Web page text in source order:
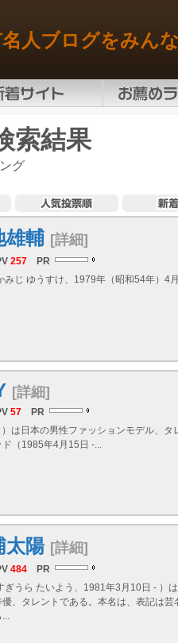
人ブログをみん
索結果
グ
雄輔 [詳細]
257
PR
みじ ゆうすけ、1979年（昭和54年）4
[詳細]
57
PR
は日本の男性ファッションモデル、タ
（1985年4月15日 -...
太陽 [詳細]
484
PR
ぎうら たいよう、1981年3月10日 - ）
、タレントである。本名は、表記は
...